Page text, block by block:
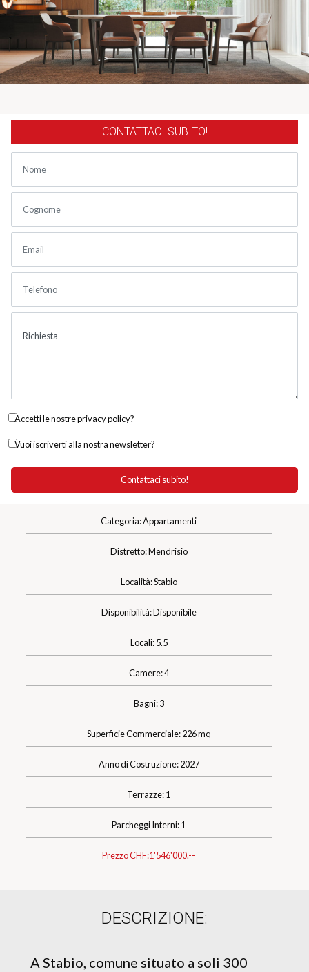
CONTATTACI SUBITO!
Accetti le nostre privacy policy?
Vuoi iscriverti alla nostra newsletter?
Categoria: Appartamenti
Distretto: Mendrisio
Località: Stabio
Disponibilità: Disponibile
Locali: 5.5
Camere: 4
Bagni: 3
Superficie Commerciale: 226 mq
Anno di Costruzione: 2027
Terrazze: 1
Parcheggi Interni: 1
Prezzo CHF:1'546'000.--
DESCRIZIONE:
A Stabio, comune situato a soli 300